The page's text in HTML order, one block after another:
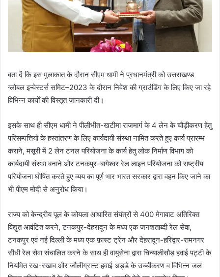
बता दें कि इस मुलाकात के दौरान सीएम धामी ने प्रधानमंत्री को उत्तराखण्ड
ग्लोबल इन्वेस्टर्स समिट–2023 के दौरान निवेश की ग्राउंडिंग के लिए किए जा रहे
विभिन्न कार्यों की विस्तृत जानकारी दी।
इसके साथ ही सीएम धामी ने पीलीभीत-खटीमा राजमार्ग के 4 लेन के चौड़ीकरण हेतु
परिसम्पत्तियों के हस्तांतरण के लिए कार्यदायी संस्था नामित करते हुए कार्य प्रारम्भ
कराने, मसूरी में 2 लेन टनल परियोजना के कार्य हेतु लोक निर्माण विभाग को
कार्यदायी संस्था बनाने और टनकपुर-बागेश्वर रेल लाइन परियोजना को राष्ट्रीय
परियोजना घोषित करते हुए व्यय का पूर्ण भार भारत सरकार द्वारा वहन किए जाने का
भी पीएम मोदी से अनुरोध किया।
राज्य को केन्द्रीय पूल के कोयला आधारित संयंत्रों से 400 मेगावाट अतिरिक्त
विद्युत आवंटित करने, टनकपुर-देहरादून के मध्य एक जनशताब्दी रेल सेवा,
टनकपुर एवं नई दिल्ली के मध्य एक फ़ास्ट ट्रेन और देहरादून-हरिद्वार-रामनगर
सीधी रेल सेवा संचालित करने के साथ ही वायुसेना द्वारा चिन्यालीसौड़ हवाई पट्टी के
नियमित रख-रखाव और जौलीग्रान्ट हवाई अड्डे के उच्चीकरण व विभिन्न जल